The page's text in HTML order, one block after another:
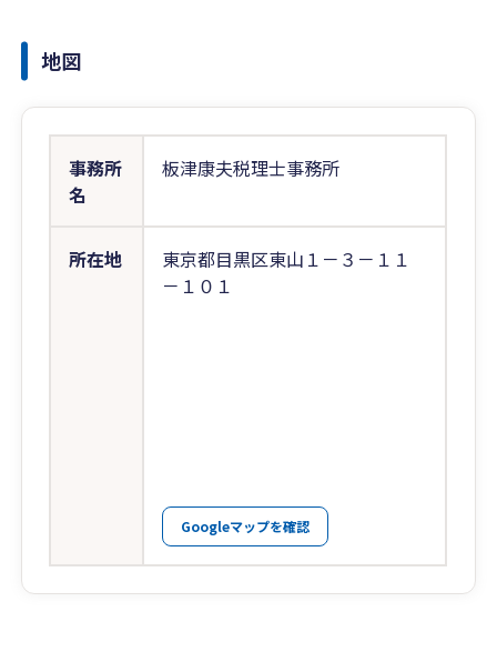
地図
事務所
名
板津康夫税理士事務所
所在地
東京都目黒区東山１－３－１１
－１０１
Googleマップを確認